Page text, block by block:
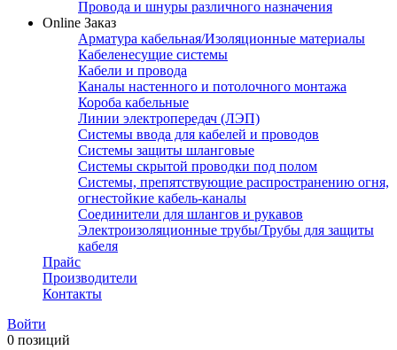
Провода и шнуры различного назначения
Online Заказ
Арматура кабельная/Изоляционные материалы
Кабеленесущие системы
Кабели и провода
Каналы настенного и потолочного монтажа
Короба кабельные
Линии электропередач (ЛЭП)
Системы ввода для кабелей и проводов
Системы защиты шланговые
Системы скрытой проводки под полом
Системы, препятствующие распространению огня,
огнестойкие кабель-каналы
Соединители для шлангов и рукавов
Электроизоляционные трубы/Трубы для защиты
кабеля
Прайс
Производители
Контакты
Войти
0 позиций